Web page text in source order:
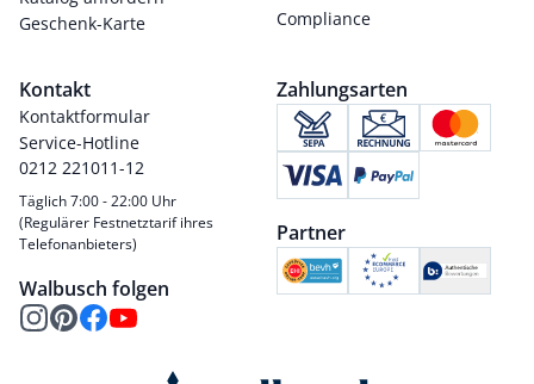
Geschenk-Karte
Compliance
Kontakt
Kontaktformular
Service-Hotline
0212 221011-12
Täglich 7:00 - 22:00 Uhr
(Regulärer Festnetztarif ihres
Telefonanbieters)
Walbusch folgen
Zahlungsarten
Partner